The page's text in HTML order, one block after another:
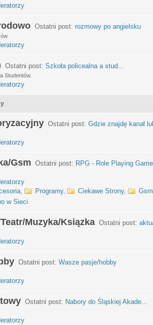
Ostatni post: rozmowy po angielsku
Ostatni post: Szkoła policealna a stud...
Studentów.
Ostatni post: Gdzie znajdę kanał
Gsm Ostatni post: RPG - Role Playing
, Programy, Ciekawe Strony,
Gsm
w Sieci
Muzyka/Ksiązka Ostatni post:
Ostatni post: Wasze pasje/hobby
Ostatni post: Nabory do Śląskiej Akade...